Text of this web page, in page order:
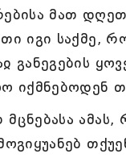
მათ
იგი საქმე,
განეგების
იქმნებოდენ
ამას,